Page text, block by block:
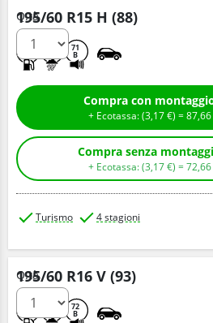
195/60 R15 H (88)
71
B
Q.tà
+ Ecotassa: (3,17€ ) =87,66
+ Ecotassa: (3,17€ ) =72,66
Turismo 4 stagioni
195/60 R16 V (93)
72
B
Q.tà